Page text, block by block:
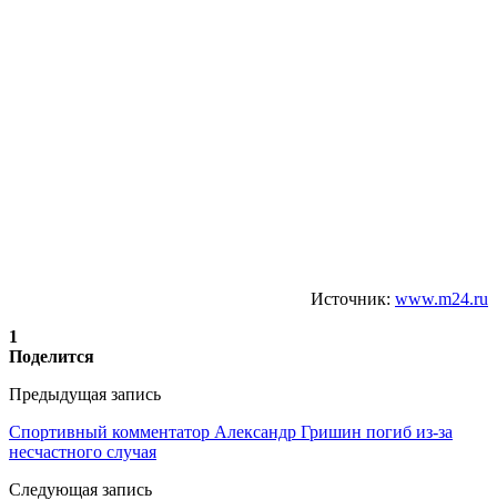
Источник: www.m24.ru
1
Поделится
Предыдущая запись
Спортивный комментатор Александр Гришин погиб из-за
несчастного случая
Следующая запись